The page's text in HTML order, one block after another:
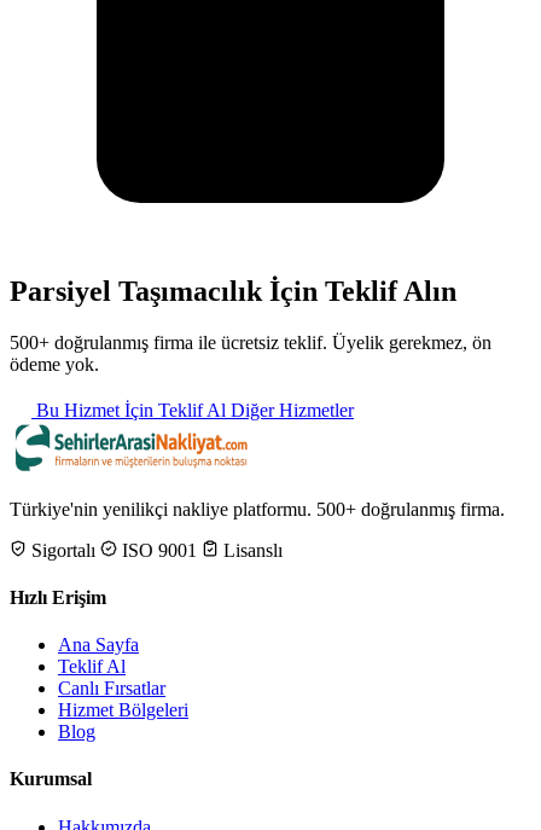
Parsiyel Taşımacılık İçin Teklif Alın
500+ doğrulanmış firma ile ücretsiz teklif. Üyelik gerekmez, ön
ödeme yok.
Bu Hizmet İçin Teklif Al Diğer Hizmetler
Türkiye'nin yenilikçi nakliye platformu. 500+ doğrulanmış firma.
Sigortalı
ISO 9001 Lisanslı
Hızlı Erişim
Ana Sayfa
Teklif Al
Canlı Fırsatlar
Hizmet Bölgeleri
Blog
Kurumsal